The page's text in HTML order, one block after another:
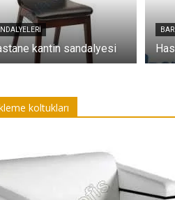
kantin sandalyesi
koltukları